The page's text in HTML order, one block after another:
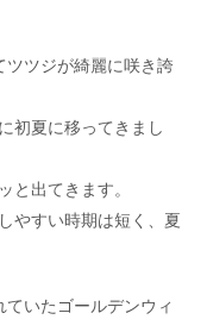
ツジが綺麗に咲き誇
初夏に移ってきまし
と出てきます。
やすい時期は短く、夏
いたゴールデンウィ